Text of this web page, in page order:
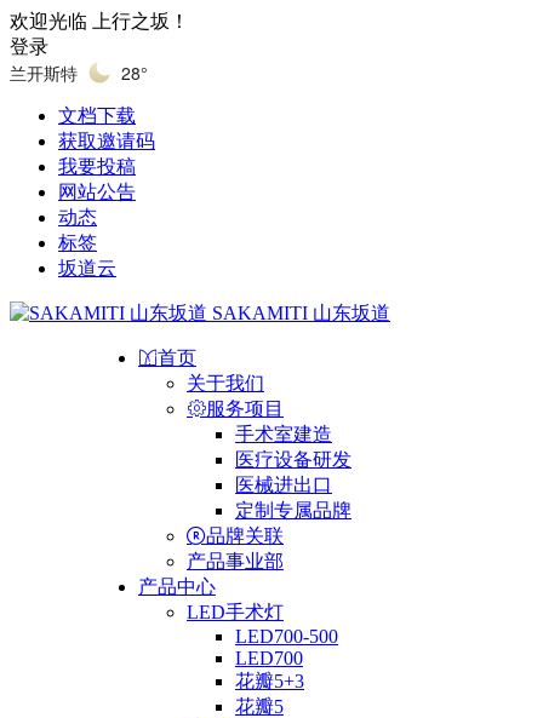
欢迎光临 上行之坂！
登录
兰开斯特 28°
文档下载
获取邀请码
我要投稿
网站公告
动态
标签
坂道云
SAKAMITI 山东坂道
首页
关于我们
服务项目
手术室建造
医疗设备研发
医械进出口
定制专属品牌
品牌关联
产品事业部
产品中心
LED手术灯
LED700-500
LED700
花瓣5+3
花瓣5